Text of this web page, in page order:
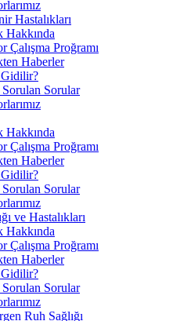
Hastalıkları
Çalışma Proğramı
Haberler
Gidilir?
Sorulan Sorular
Çalışma Proğramı
Haberler
Gidilir?
Sorulan Sorular
ve Hastalıkları
Çalışma Proğramı
Haberler
Gidilir?
Sorulan Sorular
Ruh Sağlığı